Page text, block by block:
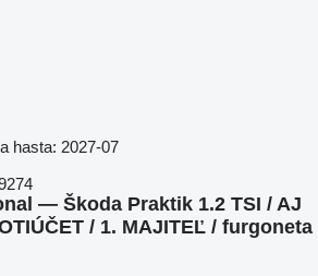
hasta: 2027-07
— Škoda Praktik 1.2 TSI / AJ
/ 1. MAJITEĽ / furgoneta